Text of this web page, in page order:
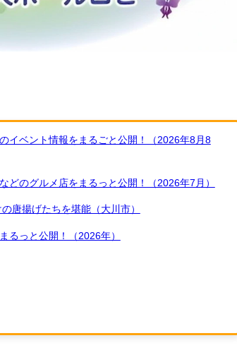
イベント情報をまるごと公開！（2026年8月8
のグルメ店をまるっと公開！（2026年7月）
唐揚げたちを堪能（大川市）
るっと公開！（2026年）